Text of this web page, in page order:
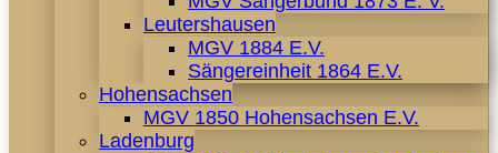
Leutershausen
MGV 1884 E.V.
Sängereinheit 1864 E.V.
Hohensachsen
MGV 1850 Hohensachsen E.V.
Ladenburg